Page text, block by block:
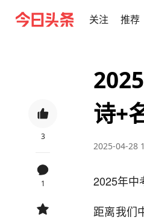
关注 推荐
3
1
诗+
2025-04-28
2025年中
距离我们